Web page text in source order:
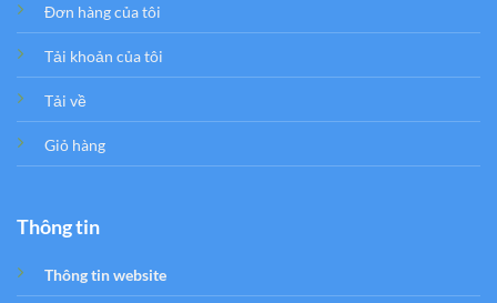
Đơn hàng của tôi
Tải khoản của tôi
Tải về
Giỏ hàng
Thông tin
Thông tin website